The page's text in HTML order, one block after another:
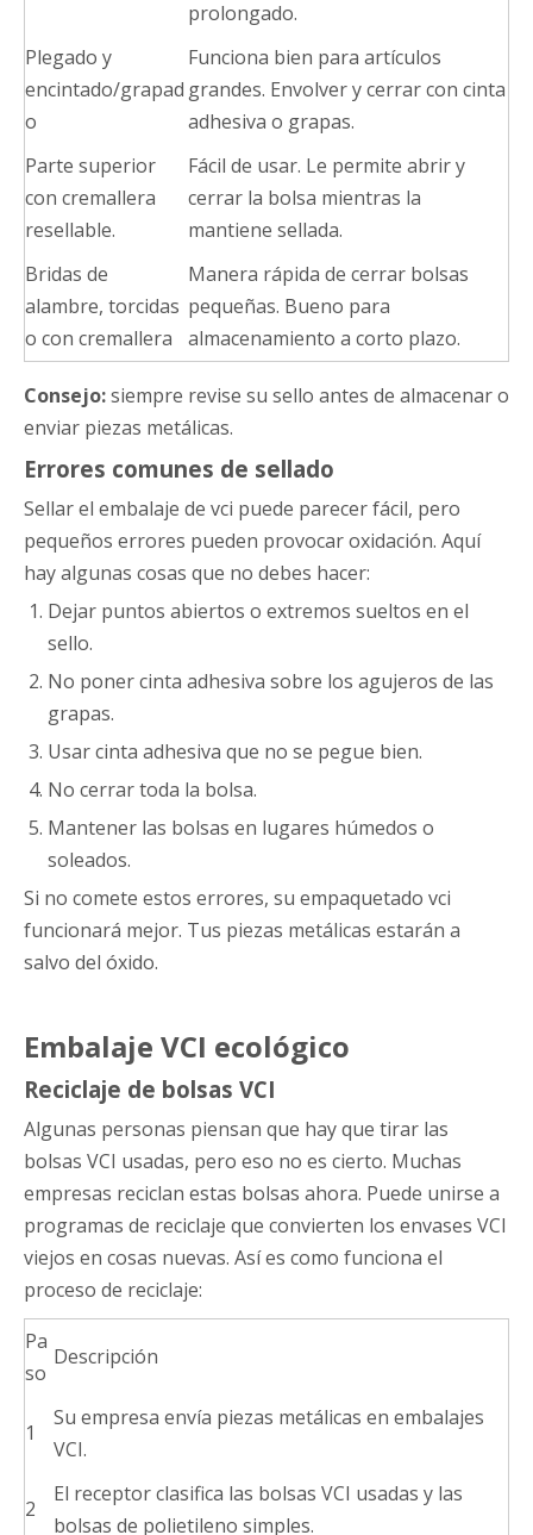
prolongado.
Plegado y
encintado/grapad
o
Funciona bien para artículos
grandes. Envolver y cerrar con cinta
adhesiva o grapas.
Parte superior
con cremallera
resellable.
Fácil de usar. Le permite abrir y
cerrar la bolsa mientras la
mantiene sellada.
Bridas de
alambre, torcidas
o con cremallera
Manera rápida de cerrar bolsas
pequeñas. Bueno para
almacenamiento a corto plazo.
Consejo:siempre revise su sello antes de almacenar o
enviar piezas metálicas.
Errores comunes de sellado
Sellar el embalaje de vci puede parecer fácil, pero
pequeños errores pueden provocar oxidación. Aquí
hay algunas cosas que no debes hacer:
Dejar puntos abiertos o extremos sueltos en el
sello.
No poner cinta adhesiva sobre los agujeros de las
grapas.
Usar cinta adhesiva que no se pegue bien.
No cerrar toda la bolsa.
Mantener las bolsas en lugares húmedos o
soleados.
Si no comete estos errores, su empaquetado vci
funcionará mejor. Tus piezas metálicas estarán a
salvo del óxido.
Embalaje VCI ecológico
Reciclaje de bolsas VCI
Algunas personas piensan que hay que tirar las
bolsas VCI usadas, pero eso no es cierto. Muchas
empresas reciclan estas bolsas ahora. Puede unirse a
programas de reciclaje que convierten los envases VCI
viejos en cosas nuevas. Así es como funciona el
proceso de reciclaje:
Pa
so
Descripción
1
Su empresa envía piezas metálicas en embalajes
VCI.
2
El receptor clasifica las bolsas VCI usadas y las
bolsas de polietileno simples.